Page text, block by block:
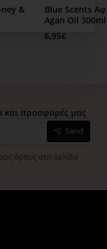
Δερματολογικά
&
Blue Scents
Agan Oil 300ml
6,95€
και προσφορές μας
Send
όρους στη σελίδα